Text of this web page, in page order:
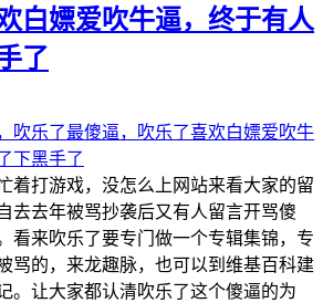
白嫖爱吹牛逼，终于有人
了
着打游戏，没怎么上网站来看大家的留
去去年被骂抄袭后又有人留言开骂傻
看来吹乐了要专门做一个专辑集锦，专
骂的，来龙趣脉，也可以到维基百科建
。让大家都认清吹乐了这个傻逼的为